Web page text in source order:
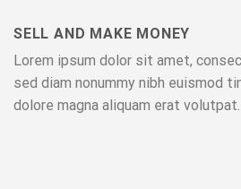
SELL AND MAKE MONEY
Lorem ipsum dolor sit amet,
sed diam nonummy nibh euismod
dolore magna aliquam erat volutpat.